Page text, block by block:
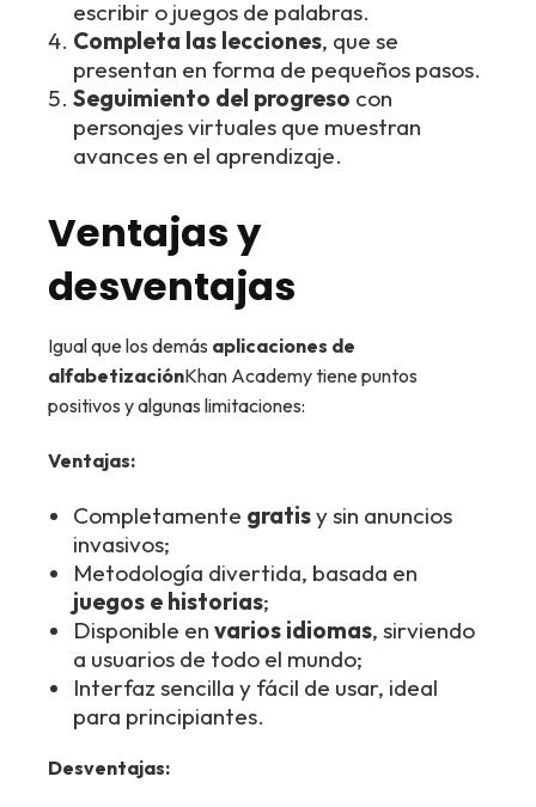
escribir o juegos de palabras.
Completa las lecciones, que se
presentan en forma de pequeños pasos.
Seguimiento del progreso con
personajes virtuales que muestran
avances en el aprendizaje.
Ventajas y
desventajas
Igual que los demás aplicaciones de
alfabetizaciónKhan Academy tiene puntos
positivos y algunas limitaciones:
Ventajas:
Completamente gratisy sin anuncios
invasivos;
Metodología divertida, basada en
juegos e historias;
Disponible envarios idiomas, sirviendo
a usuarios de todo el mundo;
Interfaz sencilla y fácil de usar, ideal
para principiantes.
Desventajas: